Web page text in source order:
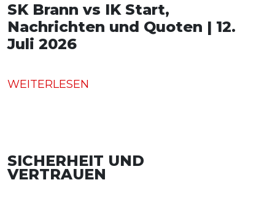
SK Brann vs IK Start,
Nachrichten und Quoten | 12.
Juli 2026
WEITERLESEN
SICHERHEIT UND
VERTRAUEN